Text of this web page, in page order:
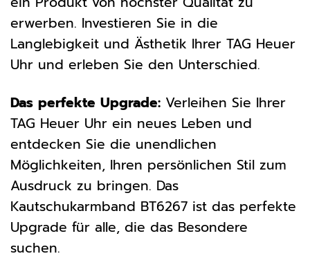
erwerben. Investieren Sie in die
Langlebigkeit und Ästhetik Ihrer TAG Heuer
Uhr und erleben Sie den Unterschied.
Das perfekte Upgrade: Verleihen Sie Ihrer
TAG Heuer Uhr ein neues Leben und
entdecken Sie die unendlichen
Möglichkeiten, Ihren persönlichen Stil zum
Ausdruck zu bringen. Das
Kautschukarmband BT6267 ist das perfekte
Upgrade für alle, die das Besondere
suchen.